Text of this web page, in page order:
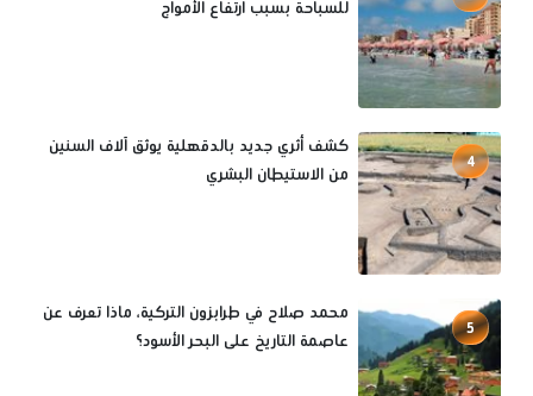
للسباحة بسبب ارتفاع الأمواج
4
كشف أثري جديد بالدقهلية يوثق آلاف السنين
من الاستيطان البشري
5
محمد صلاح في طرابزون التركية، ماذا تعرف عن
عاصمة التاريخ على البحر الأسود؟